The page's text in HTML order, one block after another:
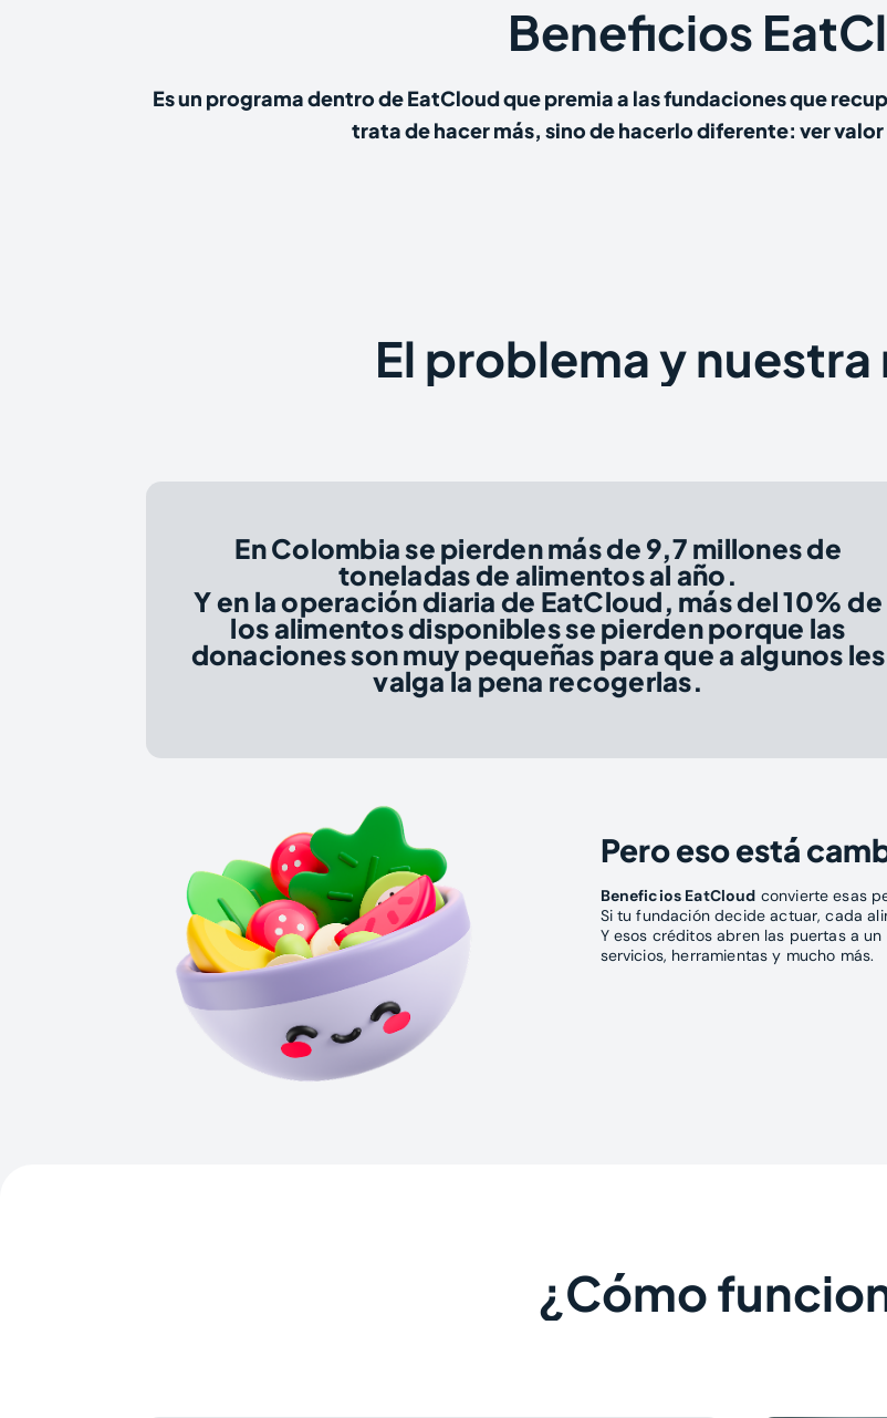
Beneficios
Es un programa dentro de EatCloud que premia a las fundaciones que
trata de hacer más, sino de hacerlo diferente: ver
El problema y
En Colombia se pierden más de 9,7 millones de
toneladas de alimentos al año.
Y en la operación diaria de EatCloud, más del 10% de
los alimentos disponibles se pierden porque las
donaciones son muy pequeñas para que a algunos les
valga la pena recogerlas.
Pero eso está
Beneficios EatCloud convierte esas
Si tu fundación decide actuar, cada
Y esos créditos abren las puertas a
servicios, herramientas y mucho más.
¿Cómo